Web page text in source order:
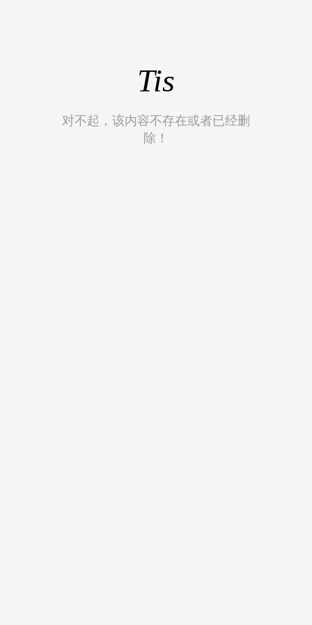
Tis
对不起，该内容不存在或者已经删
除！